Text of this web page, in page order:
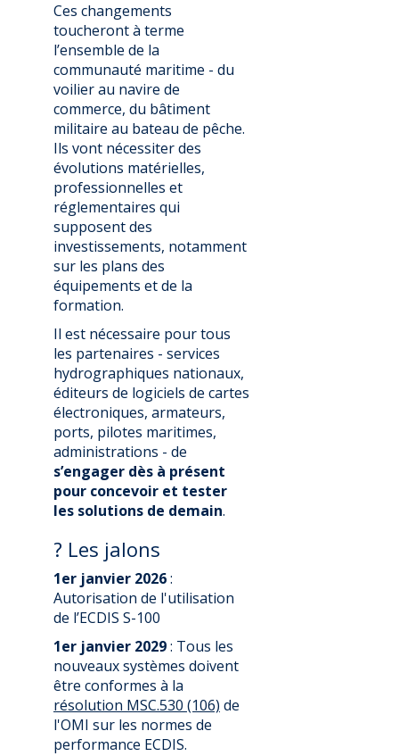
Ces changements
toucheront à terme
l’ensemble de la
communauté maritime - du
voilier au navire de
commerce, du bâtiment
militaire au bateau de pêche.
Ils vont nécessiter des
évolutions matérielles,
professionnelles et
réglementaires qui
supposent des
investissements, notamment
sur les plans des
équipements et de la
formation.
Il est nécessaire pour tous
les partenaires - services
hydrographiques nationaux,
éditeurs de logiciels de cartes
électroniques, armateurs,
ports, pilotes maritimes,
administrations - de
s’engager dès à présent
pour concevoir et tester
les solutions de demain.
? Les jalons
1er janvier 2026:
Autorisation de l'utilisation
de l’ECDIS S-100
1er janvier 2029: Tous les
nouveaux systèmes doivent
être conformes à la
résolution MSC.530 (106) de
l'OMI sur les normes de
performance ECDIS.